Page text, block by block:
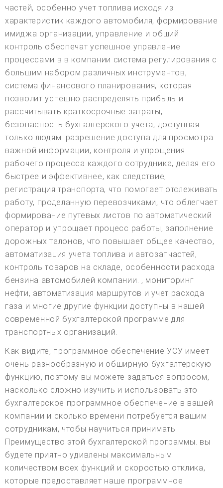
частей, особенно учет топлива исходя из
характеристик каждого автомобиля, формирование
имиджа организации, управление и общий
контроль обеспечат успешное управление
процессами в в компании система регулирования с
большим набором различных инструментов,
система финансового планирования, которая
позволит успешно распределять прибыль и
рассчитывать краткосрочные затраты,
безопасность бухгалтерского учета, доступная
только людям. разрешение доступа для просмотра
важной информации, контроля и упрощения
рабочего процесса каждого сотрудника, делая его
быстрее и эффективнее, как следствие,
регистрация транспорта, что помогает отслеживать
работу, проделанную перевозчиками, что облегчает
формирование путевых листов по автоматический
оператор и упрощает процесс работы, заполнение
дорожных талонов, что повышает общее качество,
автоматизация учета топлива и автозапчастей,
контроль товаров на складе, особенности расхода
бензина автомобилей компании. , мониторинг
нефти, автоматизация маршрутов и учет расхода
газа и многие другие функции доступны в нашей
современной бухгалтерской программе для
транспортных организаций.
Как видите, программное обеспечение УСУ имеет
очень разнообразную и обширную бухгалтерскую
функцию, поэтому вы можете задаться вопросом,
насколько сложно изучить и использовать это
бухгалтерское программное обеспечение в вашей
компании и сколько времени потребуется вашим
сотрудникам, чтобы научиться принимать
Преимущество этой бухгалтерской программы. вы
будете приятно удивлены максимальным
количеством всех функций и скоростью отклика,
которые предоставляет наше программное